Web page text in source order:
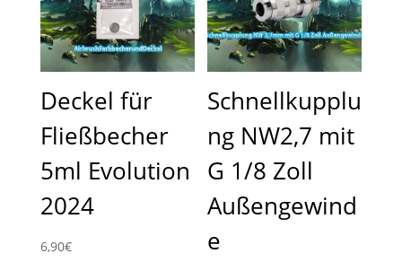
Deckel für
Fließbecher
5ml Evolution
2024
6,90€
Schnellkupplu
ng NW2,7 mit
G 1/8 Zoll
Außengewind
e